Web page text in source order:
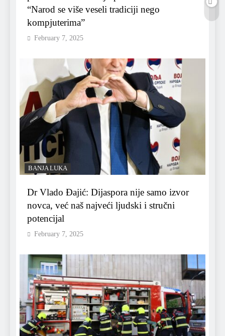
“Narod se više veseli tradiciji nego
kompjuterima”
February 7, 2025
BANJA LUKA
Dr Vlado Đajić: Dijaspora nije samo izvor
novca, već naš najveći ljudski i stručni
potencijal
February 7, 2025